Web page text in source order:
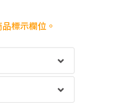
標示欄位。